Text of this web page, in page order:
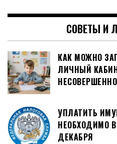
СОВЕТЫ И
КАК МОЖНО
ЛИЧНЫЙ
УПЛАТИТЬ
НЕОБХОДИМО
ДЕКАБРЯ